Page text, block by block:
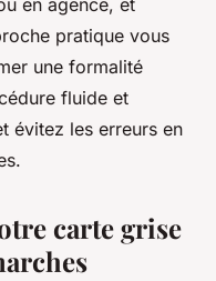
en agence, et
pratique vous
une formalité
fluide et
évitez les erreurs en
carte grise